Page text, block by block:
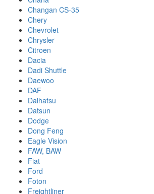
Changan CS-35
Chery
Chevrolet
Chrysler
Citroen
Dacia
Dadi Shuttle
Daewoo
DAF
Daihatsu
Datsun
Dodge
Dong Feng
Eagle Vision
FAW, BAW
Fiat
Ford
Foton
Freightliner